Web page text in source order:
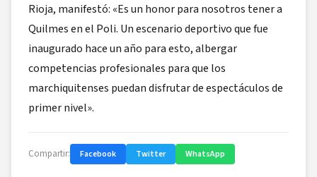
Rioja, manifestó: «Es un honor para nosotros tener a
Quilmes en el Poli. Un escenario deportivo que fue
inaugurado hace un año para esto, albergar
competencias profesionales para que los
marchiquitenses puedan disfrutar de espectáculos de
primer nivel».
Compartir: Facebook Twitter WhatsApp